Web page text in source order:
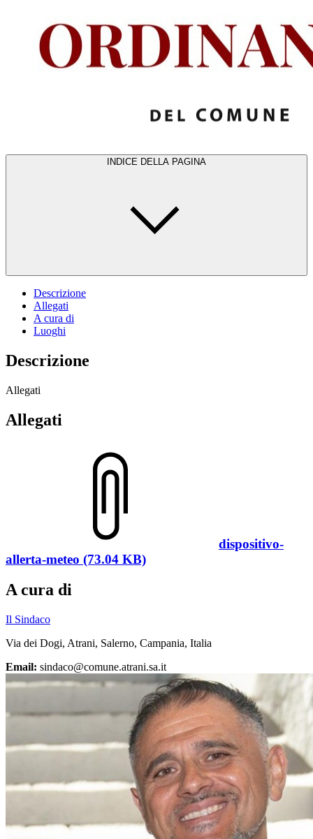
INDICE DELLA PAGINA
Descrizione
Allegati
A cura di
Luoghi
Descrizione
Allegati
Allegati
dispositivo-
allerta-meteo (73.04 KB)
A cura di
Il Sindaco
Via dei Dogi, Atrani, Salerno, Campania, Italia
Email: sindaco@comune.atrani.sa.it